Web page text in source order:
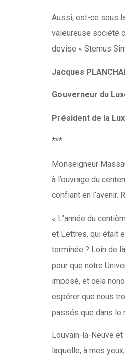
Aussi, est-ce sous
valeureuse société
devise « Stemus
Jacques
Gouverneur du
Président de la
***
Monseigneur
à l’ouvrage du
confiant en l’avenir.
« L’année du
et Lettres, qui était
terminée ? Loin de
pour que notre
imposé, et cela
espérer que nous
passés que dans le
Louvain-la-Neuve
laquelle, à mes